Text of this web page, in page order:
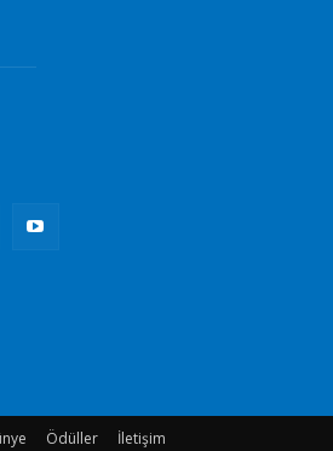
Ödüller İletişim